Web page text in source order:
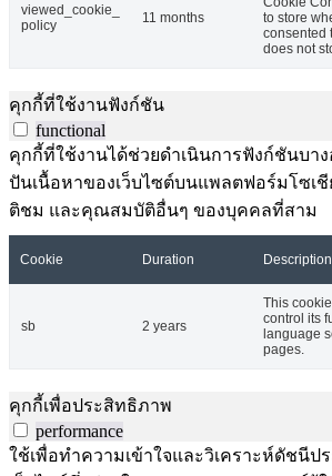
viewed_cookie_
policy
11 months
to store
consented
does not
คุกกี้ที่ใช้งานฟังก์ชัน
functional
คุกกี้ที่ใช้งานได้ช่วยดำเนินการฟังก์ชันบาง
ปันเนื้อหาของเว็บไซต์บนแพลตฟอร์มโซเชี
ติชม และคุณสมบัติอื่นๆ ของบุคคลที่สาม
Cookie Duration Description
sb 2 years
This
control its
language
pages.
คุกกี้เพื่อประสิทธิภาพ
performance
ใช้เพื่อทำความเข้าใจและวิเคราะห์ดัชนี